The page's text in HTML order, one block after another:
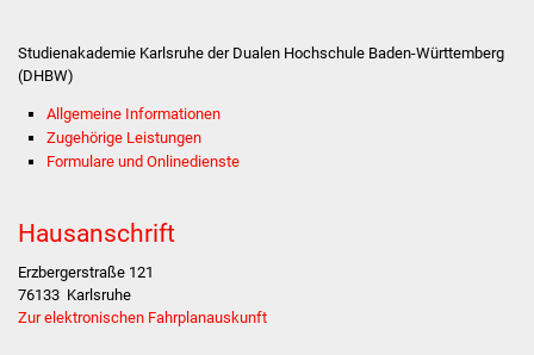
Jugendbeirat
Studienakademie Karlsruhe der Dualen Hochschule Baden-Württemberg
(DHBW)
Allgemeine Informationen
Zugehörige Leistungen
Formulare und Onlinedienste
Hausanschrift
Erzbergerstraße 121
76133 Karlsruhe
Zur elektronischen Fahrplanauskunft